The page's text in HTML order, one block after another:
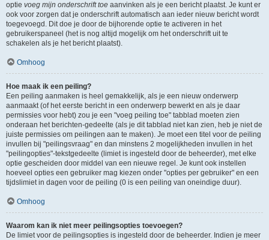
optie voeg mijn onderschrift toe aanvinken als je een bericht plaatst. Je kunt er
ook voor zorgen dat je onderschrift automatisch aan ieder nieuw bericht wordt
toegevoegd. Dit doe je door de bijhorende optie te activeren in het
gebruikerspaneel (het is nog altijd mogelijk om het onderschrift uit te
schakelen als je het bericht plaatst).
Omhoog
Hoe maak ik een peiling?
Een peiling aanmaken is heel gemakkelijk, als je een nieuw onderwerp
aanmaakt (of het eerste bericht in een onderwerp bewerkt en als je daar
permissies voor hebt) zou je een "voeg peiling toe" tabblad moeten zien
onderaan het berichten-gedeelte (als je dit tabblad niet kan zien, heb je niet de
juiste permissies om peilingen aan te maken). Je moet een titel voor de peiling
invullen bij "peilingsvraag" en dan minstens 2 mogelijkheden invullen in het
"peilingopties"-tekstgedeelte (limiet is ingesteld door de beheerder), met elke
optie gescheiden door middel van een nieuwe regel. Je kunt ook instellen
hoeveel opties een gebruiker mag kiezen onder "opties per gebruiker" en een
tijdslimiet in dagen voor de peiling (0 is een peiling van oneindige duur).
Omhoog
Waarom kan ik niet meer peilingsopties toevoegen?
De limiet voor de peilingsopties is ingesteld door de beheerder. Indien je meer